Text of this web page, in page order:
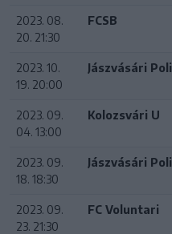
2023. 08.
20. 21:30
FCSB
2023. 10.
19. 20:00
Jászvásári Poli
2023. 09.
04. 13:00
Kolozsvári U
2023. 09.
18. 18:30
Jászvásári Poli
2023. 09.
23. 21:30
FC Voluntari